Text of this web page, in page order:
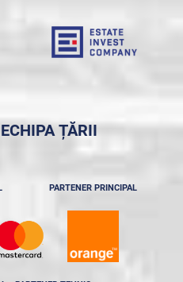
ȚĂRII
PARTENER PRINCIPAL